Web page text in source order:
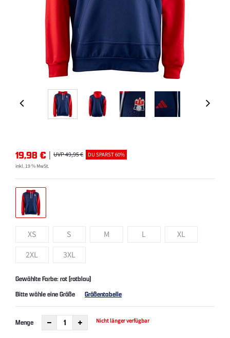
19,98 € | UVP 49,95 € DU SPARST 60%
inkl. 19 % MwSt.
XS S M L
XL
2XL
3XL
Gewählte Farbe: rot (rotblau)
Bitte wähle eine Größe
Größentabelle
Menge Nicht länger verfügbar